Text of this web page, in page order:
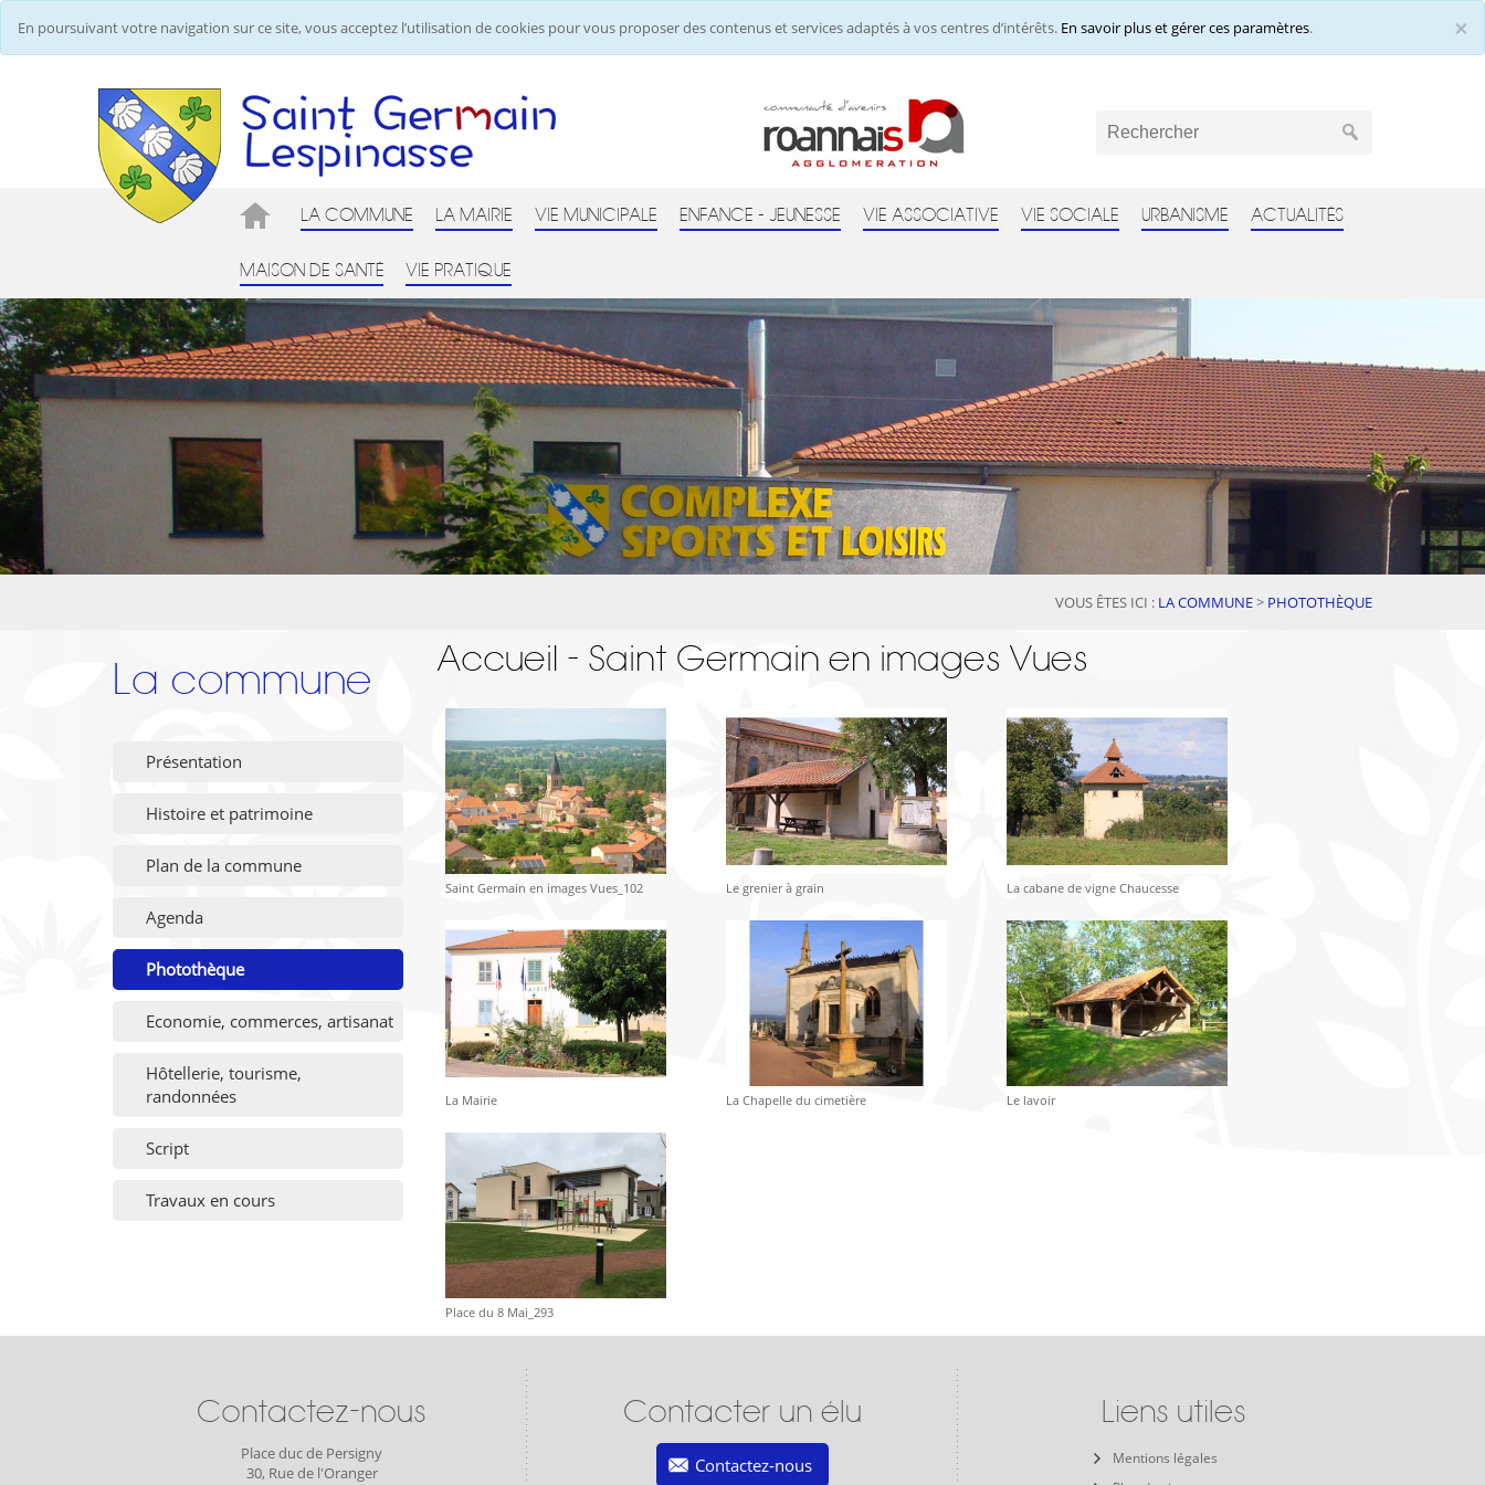
×
En poursuivant votre navigation sur ce site, vous acceptez l’utilisation de cookies pour vous proposer des contenus et services adaptés à vos centres d’intérêts. En savoir plus et gérer ces paramètres.
LA COMMUNE LA MAIRIE VIE MUNICIPALE ENFANCE - JEUNESSE VIE ASSOCIATIVE VIE SOCIALE URBANISME ACTUALITÉS
MAISON DE SANTÉ VIE PRATIQUE
VOUS ÊTES ICI : LA COMMUNE> PHOTOTHÈQUE
La commune
Présentation
Histoire et patrimoine
Plan de la commune
Agenda
Photothèque
Economie, commerces, artisanat
Hôtellerie, tourisme,
randonnées
Script
Travaux en cours
Accueil - Saint Germain en images Vues
Saint Germain en images Vues_102 Le grenier à grain La cabane de vigne Chaucesse
La Mairie La Chapelle du cimetière Le lavoir
Place du 8 Mai_293
Contactez-nous
Place duc de Persigny
30, Rue de l'Oranger
Contacter un élu
Contactez-nous
Liens utiles
Mentions légales